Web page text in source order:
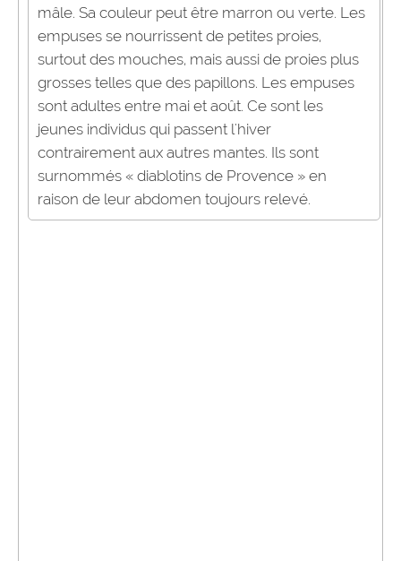
mâle. Sa couleur peut être marron ou verte. Les
empuses se nourrissent de petites proies,
surtout des mouches, mais aussi de proies plus
grosses telles que des papillons. Les empuses
sont adultes entre mai et août. Ce sont les
jeunes individus qui passent l'hiver
contrairement aux autres mantes. Ils sont
surnommés « diablotins de Provence » en
raison de leur abdomen toujours relevé.